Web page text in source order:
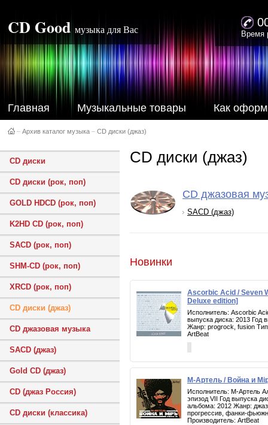
CD Good музыка для Вас Время
Главная Музыкальные товары Как
– Архив каталог музыка – CD диски (джаз)
CD диски
CD диски (рок, поп)
GOLD HDCD (рок, поп)
K2HD CD (рок, поп)
SACD (рок, поп)
SHM-CD (рок, поп)
XRCD (рок, поп)
CD диски (джаз)
CD джазовая музыка
SACD (джаз)
Gold CD (джаз)
CD (джаз Россия)
CD диски (классика)
CD диски (джаз)
CD джазовая
SACD (джаз)
Новинки
Ascorbic Acid / Seven
Deluxe edition]
Исполнитель: Ascorbic
выпуска диска: 2013 Год
Жанр: progrock, fusion
ArtBeat
М-Артель / Война и
Исполнитель: М-Артель
эпизод VII Год выпуска
альбома: 2012 Жанр:
прогрессив, фанки-
Производитель: ArtBeat